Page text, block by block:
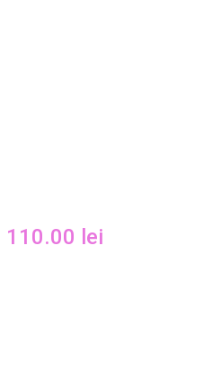
110.00 lei